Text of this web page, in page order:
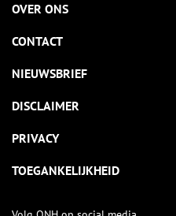
OVER ONS
CONTACT
NIEUWSBRIEF
DISCLAIMER
PRIVACY
TOEGANKELIJKHEID